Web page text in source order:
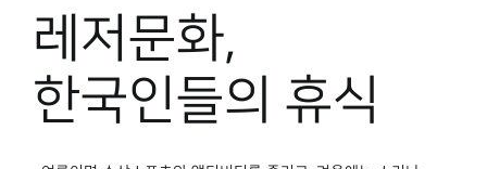
박물관 홈페이지
레저문화,
한국인들의 휴식